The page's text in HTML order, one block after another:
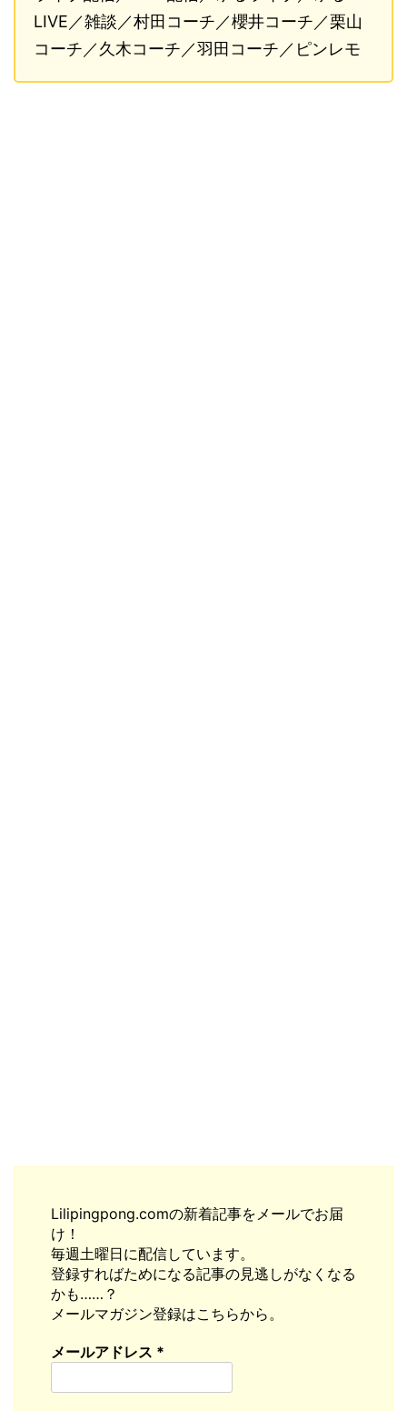
LIVE／雑談／村田コーチ／櫻井コーチ／栗山
コーチ／久木コーチ／羽田コーチ／ピンレモ
Lilipingpong.comの新着記事をメールでお届
け！
毎週土曜日に配信しています。
登録すればためになる記事の見逃しがなくなる
かも……？
メールマガジン登録はこちらから。
メールアドレス *